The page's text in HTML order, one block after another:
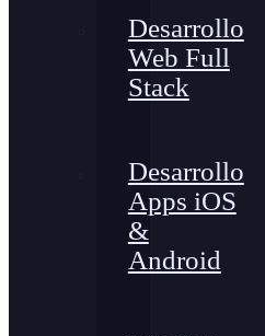
Desarrollo
Web Full
Stack
Desarrollo
Apps iOS
&
Android